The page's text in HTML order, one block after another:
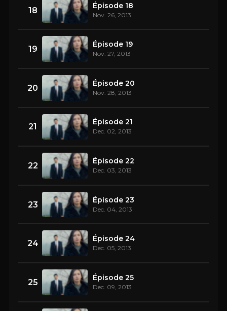
18 Épisode 18
Nov. 26, 2013
19 Épisode 19
Nov. 27, 2013
20 Épisode 20
Nov. 28, 2013
21 Épisode 21
Dec. 02, 2013
22 Épisode 22
Dec. 03, 2013
23 Épisode 23
Dec. 04, 2013
24 Épisode 24
Dec. 05, 2013
25 Épisode 25
Dec. 09, 2013